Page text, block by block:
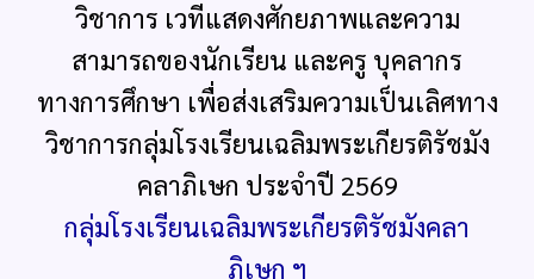
วิชาการ เวทีแสดงศักยภาพและความ
สามารถของนักเรียน และครู บุคลากร
ทางการศึกษา เพื่อส่งเสริมความเป็นเลิศทาง
วิชาการกลุ่มโรงเรียนเฉลิมพระเกียรติรัชมัง
คลาภิเษก ประจำปี 2569
กลุ่มโรงเรียนเฉลิมพระเกียรติรัชมังคลา
ภิเษก ฯ